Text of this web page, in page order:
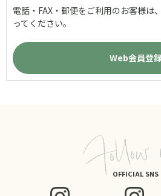
電話・FAX・郵便をご利用のお客様は
ってください。
OFFICIAL SNS